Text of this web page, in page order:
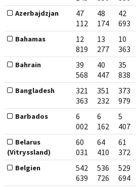
Azerbajdzjan
47
112
48
174
42
693
Bahamas
12
819
13
277
10
363
Bahrain
39
568
40
447
35
838
Bangladesh
321
363
351
232
373
979
Barbados
6
002
6
162
5
407
Belarus
(Vitryssland)
60
031
64
410
61
372
Belgien
542
639
536
726
529
694